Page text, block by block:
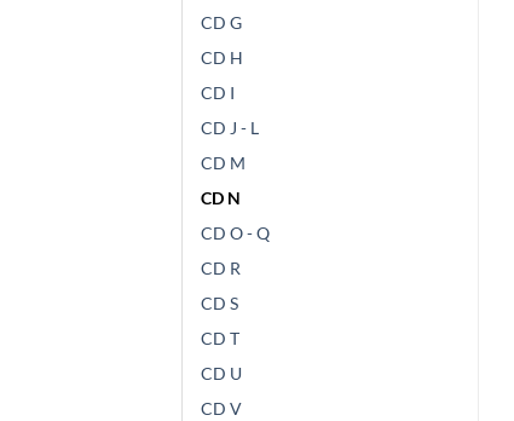
CD G
CD H
CD I
CD J - L
CD M
CD N
CD O - Q
CD R
CD S
CD T
CD U
CD V